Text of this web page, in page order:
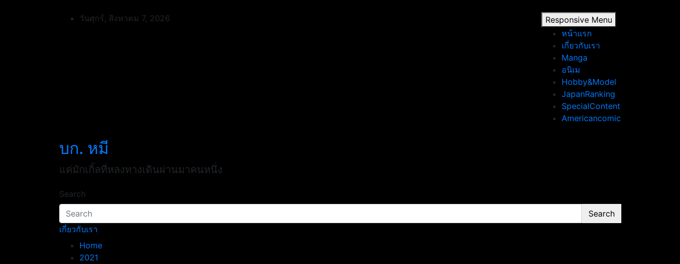
วันศุกร์, สิงหาคม 7, 2026
Responsive Menu
หน้าแรก
เกี่ยวกับเรา
Manga
อนิเม
Hobby&Model
JapanRanking
SpecialContent
Americancomic
บก. หมี
แค่มักเกิ้ลที่หลงทางเดินผ่านมาคนหนึ่ง
Search
Search
เกี่ยวกับเรา
Home
2021